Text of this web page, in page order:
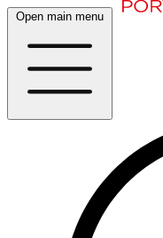
Open main menu